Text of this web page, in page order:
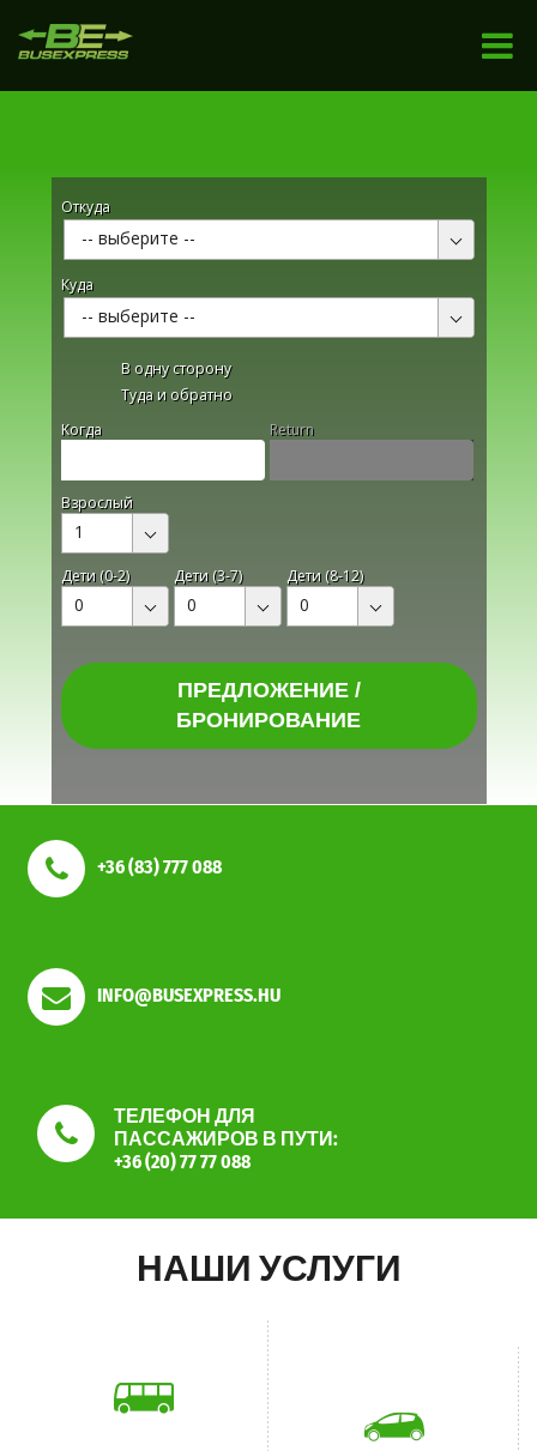
Откуда
-- выберите --
Куда
-- выберите --
В одну сторону
Туда и обратно
Kогда
Return
Взрослый
1
Дети (0-2)
0
Дети (3-7)
0
Дети (8-12)
0
ПРЕДЛОЖЕНИЕ /
БРОНИРОВАНИЕ
+36 (83) 777 088
INFO@BUSEXPRESS.HU
ТЕЛЕФОН ДЛЯ
ПАССАЖИРОВ В ПУТИ:
+36 (20) 77 77 088
НАШИ УСЛУГИ